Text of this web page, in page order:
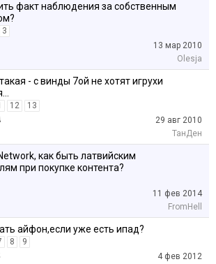
факт наблюдения за собственным
3
13 мар 2010
Olesja
- с винды 7ой не хотят игрухи
12
13
29 авг 2010
ТанДен
как быть латвийским
при покупке контента?
11 фев 2014
FromHell
айфон,если уже есть ипад?
8
9
4 фев 2012